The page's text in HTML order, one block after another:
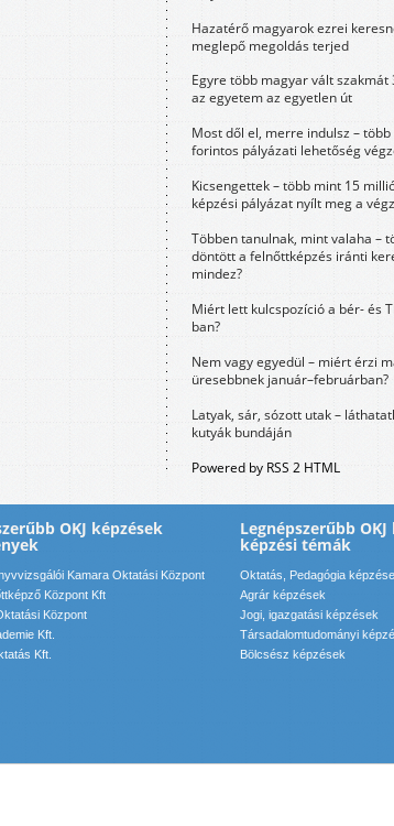
Hazatérő magyarok ezrei
meglepő megoldás terjed
Egyre több magyar vált
az egyetem az egyetlen út
Most dől el, merre indulsz –
forintos pályázati lehetőség
Kicsengettek – több mint 15
képzési pályázat nyílt meg a
Többen tanulnak, mint valaha –
döntött a felnőttképzés iránti
mindez?
Miért lett kulcspozíció a bér- és
ban?
Nem vagy egyedül – miért érzi
üresebbnek január–februárban?
Latyak, sár, sózott utak –
kutyák bundáján
Powered by RSS 2 HTML
OKJ képzések
Kamara Oktatási Központ
Központ Kft
Központ
Kft.
Kft.
Legnépszerűbb
képzési témák
Oktatás, Pedagógia
Agrár képzések
Jogi, igazgatási képzések
Társadalomtudományi
Bölcsész képzések